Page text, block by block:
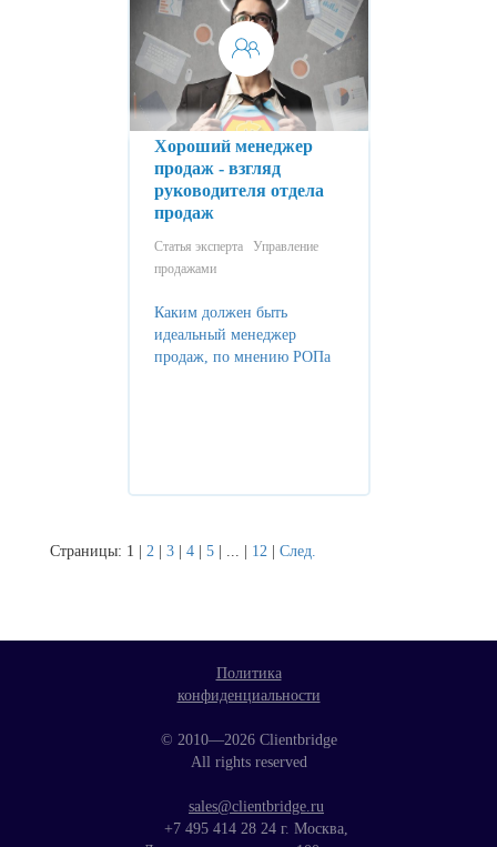
Хороший менеджер
продаж - взгляд
руководителя отдела
продаж
Статья эксперта
Управление
продажами
Каким должен быть
идеальный менеджер
продаж, по мнению РОПа
Страницы: 1 2 3 4 5 ... 12 След.
Политика
конфиденциальности
© 2010—2026 Clientbridge
All rights reserved
sales@clientbridge.ru
+7 495 414 28 24 г. Москва,